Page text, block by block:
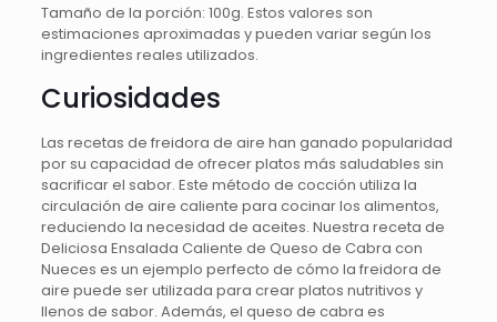
Tamaño de la porción: 100g. Estos valores son
estimaciones aproximadas y pueden variar según los
ingredientes reales utilizados.
Curiosidades
Las recetas de freidora de aire han ganado popularidad
por su capacidad de ofrecer platos más saludables sin
sacrificar el sabor. Este método de cocción utiliza la
circulación de aire caliente para cocinar los alimentos,
reduciendo la necesidad de aceites. Nuestra receta de
Deliciosa Ensalada Caliente de Queso de Cabra con
Nueces es un ejemplo perfecto de cómo la freidora de
aire puede ser utilizada para crear platos nutritivos y
llenos de sabor. Además, el queso de cabra es